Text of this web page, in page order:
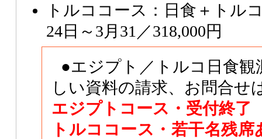
トルココース：日食＋トル
24日～3月31／318,000円
●エジプト／トルコ日食観
しい資料の請求、お問合せ
エジプトコース・受付終了
トルココース・若干名残